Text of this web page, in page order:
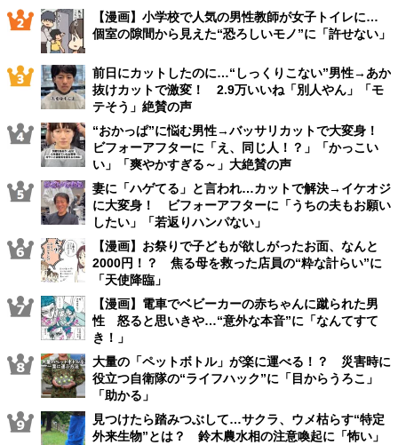
【漫画】小学校で人気の男性教師が女子トイレに…
個室の隙間から見えた“恐ろしいモノ”に「許せない」
前日にカットしたのに…“しっくりこない”男性→あか
抜けカットで激変！ 2.9万いいね「別人やん」「モ
テそう」絶賛の声
“おかっぱ”に悩む男性→バッサリカットで大変身！
ビフォーアフターに「え、同じ人！？」「かっこい
い」「爽やかすぎる～」大絶賛の声
妻に「ハゲてる」と言われ…カットで解決→イケオジ
に大変身！ ビフォーアフターに「うちの夫もお願い
したい」「若返りハンパない」
【漫画】お祭りで子どもが欲しがったお面、なんと
2000円！？ 焦る母を救った店員の“粋な計らい”に
「天使降臨」
【漫画】電車でベビーカーの赤ちゃんに蹴られた男
性 怒ると思いきや…“意外な本音”に「なんてすて
き！」
大量の「ペットボトル」が楽に運べる！？ 災害時に
役立つ自衛隊の“ライフハック”に「目からうろこ」
「助かる」
見つけたら踏みつぶして…サクラ、ウメ枯らす“特定
外来生物”とは？ 鈴木農水相の注意喚起に「怖い」